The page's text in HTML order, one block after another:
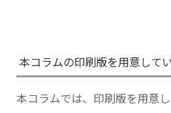
本コラムの印刷版を用意して
本コラムでは、印刷版を用意